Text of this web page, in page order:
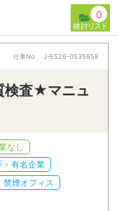
0
仕事No J-ES26-0535958
検査★マニュ
なし
・有名企業
禁煙オフィス